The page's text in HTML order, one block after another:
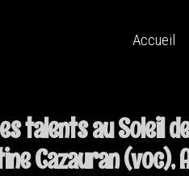
Accueil
talents au Soleil
Cazauran